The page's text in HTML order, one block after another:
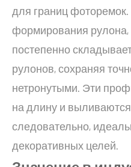
для границ
формирования рулона,
постепенно
рулонов, сохраняя
нетронутыми. Эти
на длину и
следовательно,
декоративных целей.